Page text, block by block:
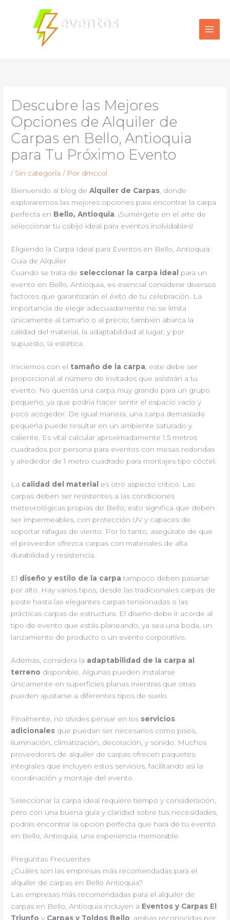
contenido
Descubre las Mejores
Opciones de Alquiler de
Carpas en Bello, Antioquia
para Tu Próximo Evento
/ Sin categoría / Por dmccol
Bienvenido al blog deAlquiler de Carpas, donde
exploraremos las mejores opciones para encontrar la carpa
perfecta en Bello, Antioquia. ¡Sumérgete en el arte de
seleccionar tu cobijo ideal para eventos inolvidables!
Eligiendo la Carpa Ideal para Eventos en Bello, Antioquia:
Guía de Alquiler
Cuando se trata de seleccionar la carpa ideal
para un
evento en Bello, Antioquia, es esencial considerar diversos
factores que garantizarán el éxito de tu celebración. La
importancia de elegir adecuadamente no se limita
únicamente al tamaño o al precio; también abarca la
calidad del material, la adaptabilidad al lugar, y por
supuesto, la estética.
Iniciemos con el tamaño de la carpa , este debe ser
proporcional al número de invitados que asistirán a tu
evento. No querrás una carpa muy grande para un grupo
pequeño, ya que podría hacer sentir el espacio vacío y
poco acogedor. De igual manera, una carpa demasiado
pequeña puede resultar en un ambiente saturado y
caliente. Es vital calcular aproximadamente 1.5 metros
cuadrados por persona para eventos con mesas redondas
y alrededor de 1 metro cuadrado para montajes tipo cóctel.
La calidad del material
es otro aspecto crítico. Las
carpas deben ser resistentes a las condiciones
meteorológicas propias de Bello; esto significa que deben
ser impermeables, con protección UV y capaces de
soportar ráfagas de viento. Por lo tanto, asegúrate de que
el proveedor ofrezca carpas con materiales de alta
durabilidad y resistencia.
El diseño y estilo de la carpa tampoco deben pasarse
por alto. Hay varios tipos, desde las tradicionales carpas de
poste hasta las elegantes carpas tensionadas o las
prácticas carpas de estructura. El diseño debe ir acorde al
tipo de evento que estás planeando, ya sea una boda, un
lanzamiento de producto o un evento corporativo.
Además, considera la adaptabilidad de la carpa al
terreno disponible. Algunas pueden instalarse
únicamente en superficies planas mientras que otras
pueden ajustarse a diferentes tipos de suelo.
Finalmente, no olvides pensar en los servicios
adicionales que puedan ser necesarios como pisos,
iluminación, climatización, decoración, y sonido. Muchos
proveedores de alquiler de carpas ofrecen paquetes
integrales que incluyen estos servicios, facilitando así la
coordinación y montaje del evento.
Seleccionar la carpa ideal requiere tiempo y consideración,
pero con una buena guía y claridad sobre tus necesidades,
podrás encontrar la opción perfecta que hará de tu evento
en Bello, Antioquia, una experiencia memorable.
Preguntas Frecuentes
¿Cuáles son las empresas más recomendadas para el
alquiler de carpas en Bello Antioquia?
Las empresas más recomendadas para el alquiler de
carpas en Bello, Antioquia incluyen a Eventos y Carpas El
Triunfo y Carpas y Toldos Bello , ambas reconocidas por